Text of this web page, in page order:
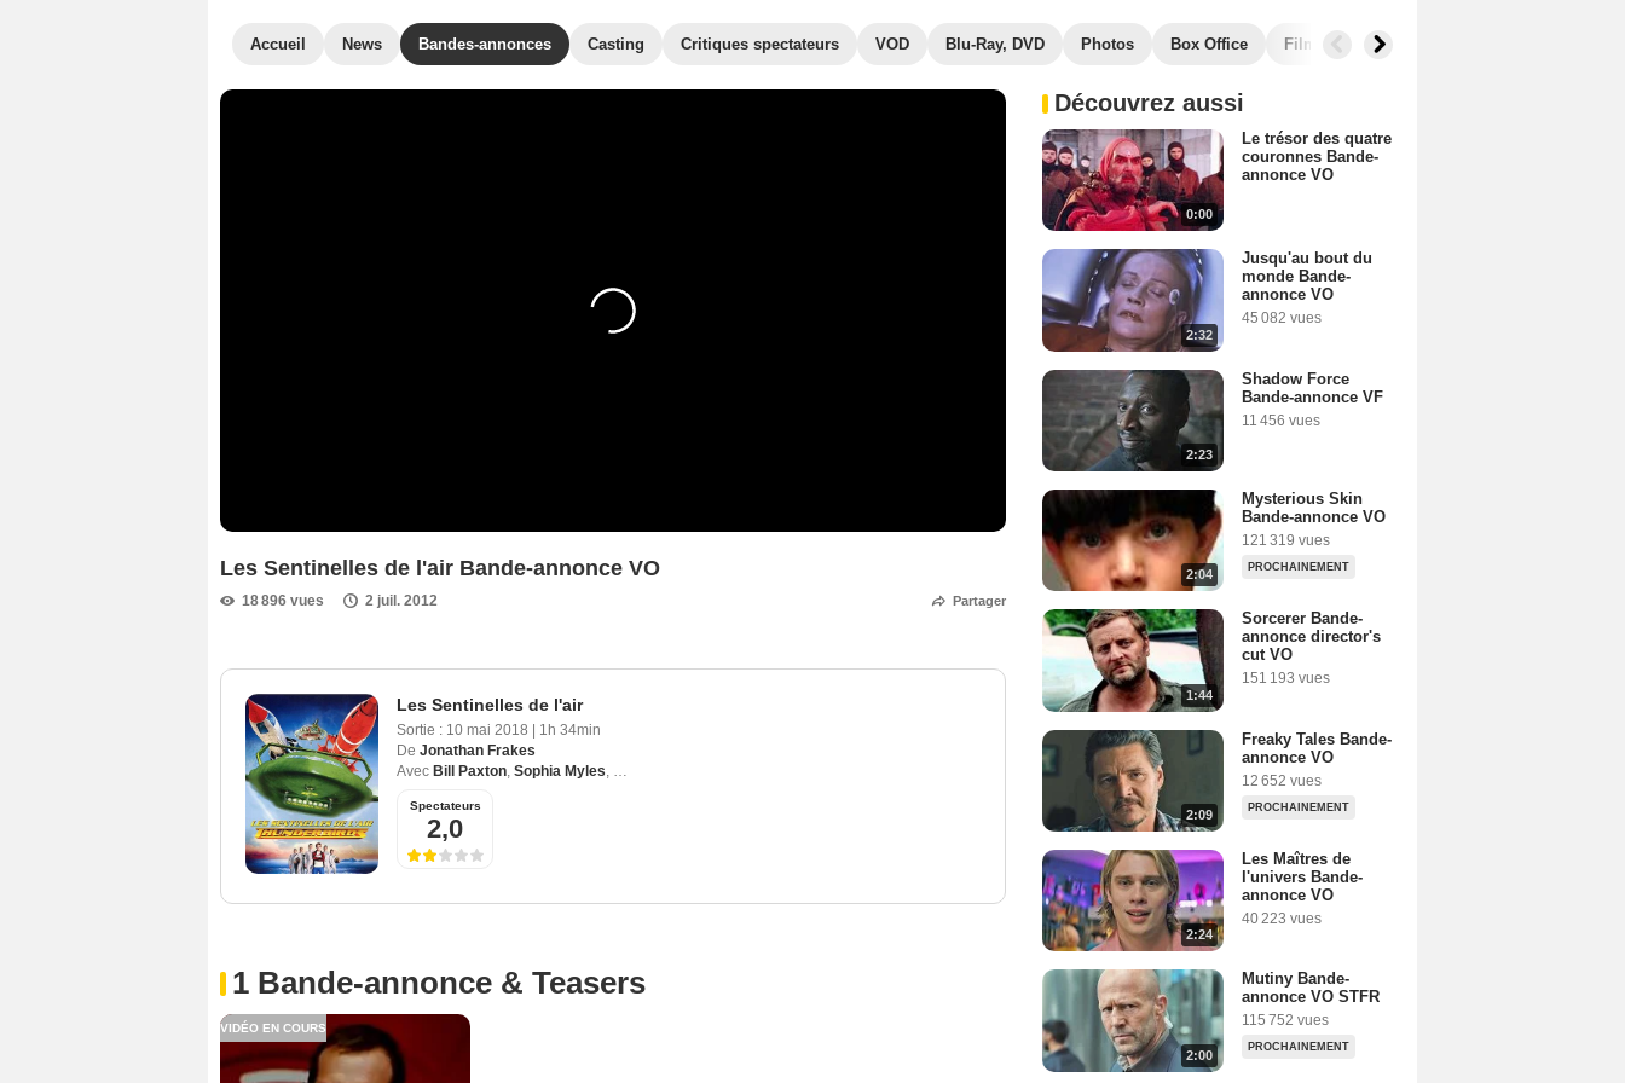
Accueil News Bandes-annonces Casting Critiques spectateurs VOD Blu-Ray, DVD Photos Box Office Films similaires
Les Sentinelles de l'air Bande-annonce VO
18 896 vues 2 juil. 2012 Partager
Les Sentinelles de l'air
Sortie : 10 mai 2018
1h 34min
De Jonathan Frakes
Avec Bill Paxton, Sophia Myles, Ben Kingsley
Spectateurs
2,0
1 Bande-annonce & Teasers
VIDÉO EN COURS
Découvrez aussi
0:00
Le trésor des quatre
couronnes Bande-
annonce VO
2:32
Jusqu'au bout du
monde Bande-
annonce VO
45 082 vues
2:23
Shadow Force
Bande-annonce VF
11 456 vues
2:04
Mysterious Skin
Bande-annonce VO
121 319 vues
PROCHAINEMENT
1:44
Sorcerer Bande-
annonce director's
cut VO
151 193 vues
2:09
Freaky Tales Bande-
annonce VO
12 652 vues
PROCHAINEMENT
2:24
Les Maîtres de
l'univers Bande-
annonce VO
40 223 vues
2:00
Mutiny Bande-
annonce VO STFR
115 752 vues
PROCHAINEMENT